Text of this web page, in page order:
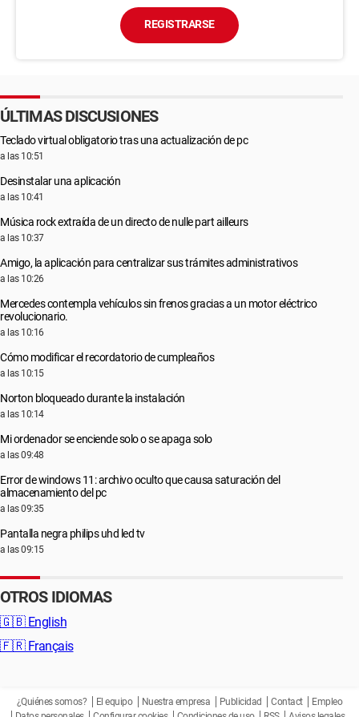
REGISTRARSE
ÚLTIMAS DISCUSIONES
Teclado virtual obligatorio tras una actualización de pc
a las 10:51
Desinstalar una aplicación
a las 10:41
Música rock extraída de un directo de nulle part ailleurs
a las 10:37
Amigo, la aplicación para centralizar sus trámites administrativos
a las 10:26
Mercedes contempla vehículos sin frenos gracias a un motor eléctrico
revolucionario.
a las 10:16
Cómo modificar el recordatorio de cumpleaños
a las 10:15
Norton bloqueado durante la instalación
a las 10:14
Mi ordenador se enciende solo o se apaga solo
a las 09:48
Error de windows 11: archivo oculto que causa saturación del
almacenamiento del pc
a las 09:35
Pantalla negra philips uhd led tv
a las 09:15
OTROS IDIOMAS
🇬🇧 English
🇫🇷 Français
¿Quiénes somos? El equipo Nuestra empresa Publicidad Contact
Empleo